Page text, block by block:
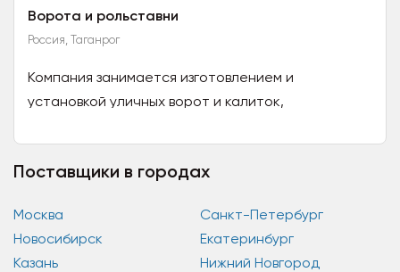
Ворота и рольставни
Россия, Таганрог
Компания занимается изготовлением и
установкой уличных ворот и калиток,
конструкций. Заказчикам...
Поставщики в городах
Москва
Санкт-Петербург
Новосибирск
Екатеринбург
Казань
Нижний Новгород